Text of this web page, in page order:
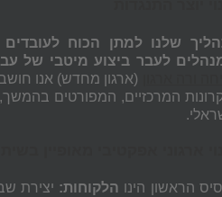
שלנו למתן הכוח לעובדים
לעבר ביצוע מיטבי של
(ארגון מחדש) אנו
המרכזיים, המפורטים
הראשון הינו הלקוחות: יצירת